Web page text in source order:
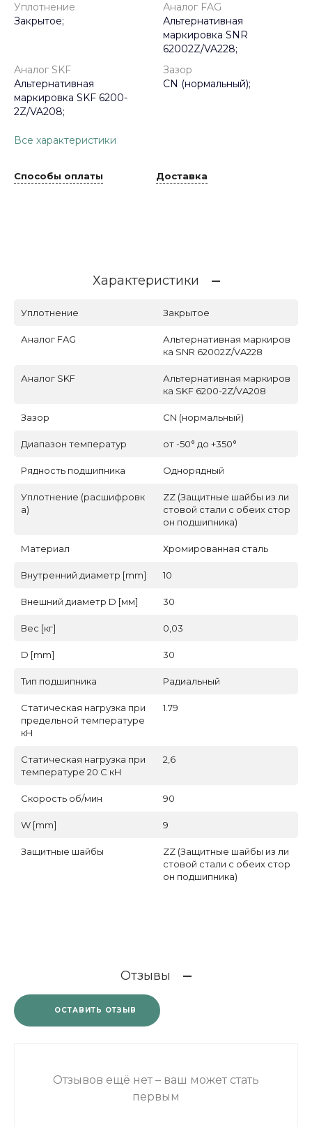
Уплотнение
Закрытое;
Аналог FAG
Альтернативная
маркировка SNR
62002Z/VA228;
Аналог SKF
Альтернативная
маркировка SKF 6200-
2Z/VA208;
Зазор
CN (нормальный);
Все характеристики
Способы оплаты Доставка
Характеристики
Уплотнение Закрытое
Аналог FAG
Альтернативная маркиров
ка SNR 62002Z/VA228
Аналог SKF
Альтернативная маркиров
ка SKF 6200-2Z/VA208
Зазор CN (нормальный)
Диапазон температур от -50° до +350°
Рядность подшипника Однорядный
Уплотнение (расшифровк
а)
ZZ (Защитные шайбы из ли
стовой стали с обеих стор
он подшипника)
Материал Хромированная сталь
Внутренний диаметр [mm] 10
Внешний диаметр D [мм] 30
Вес [кг] 0,03
D [mm] 30
Тип подшипника Радиальный
Статическая нагрузка при
предельной температуре
кН
1.79
Статическая нагрузка при
температуре 20 С кН
2,6
Скорость об/мин 90
W [mm] 9
Защитные шайбы
ZZ (Защитные шайбы из ли
стовой стали с обеих стор
он подшипника)
Отзывы
ОСТАВИТЬ ОТЗЫВ
Отзывов ещё нет – ваш может стать
первым